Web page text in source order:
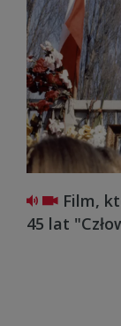
Film,
45 lat